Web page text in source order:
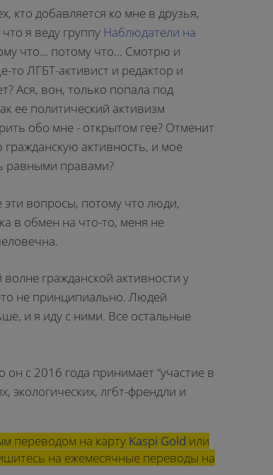
кто добавляется ко мне в друзья,
я веду группу Наблюдатели на
что... потому что... Смотрю и
ЛГБТ-активист и редактор и
Ася, вон, только попала под
ее политический активизм
обо мне - открытом гее? Отменит
активность, и мое
равными правами?
эти вопросы, потому что люди,
в обмен на что-то, меня не
гражданской активности у
не принципиально. Людей
и я иду с ними. Все остальные
он с 2016 года принимает “участие в
экологических, лгбт-френдли и
переводом на карту Kaspi Gold или
на ежемесячные переводы на